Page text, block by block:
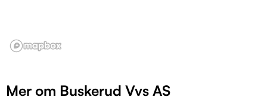
Mer om Buskerud Vvs AS